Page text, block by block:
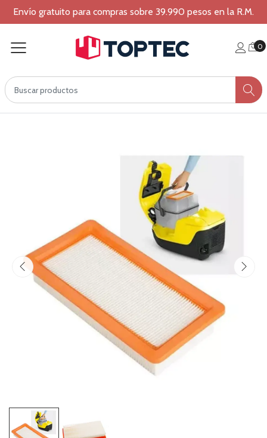
Envío gratuito para compras sobre 39.990 pesos en la R.M.
0